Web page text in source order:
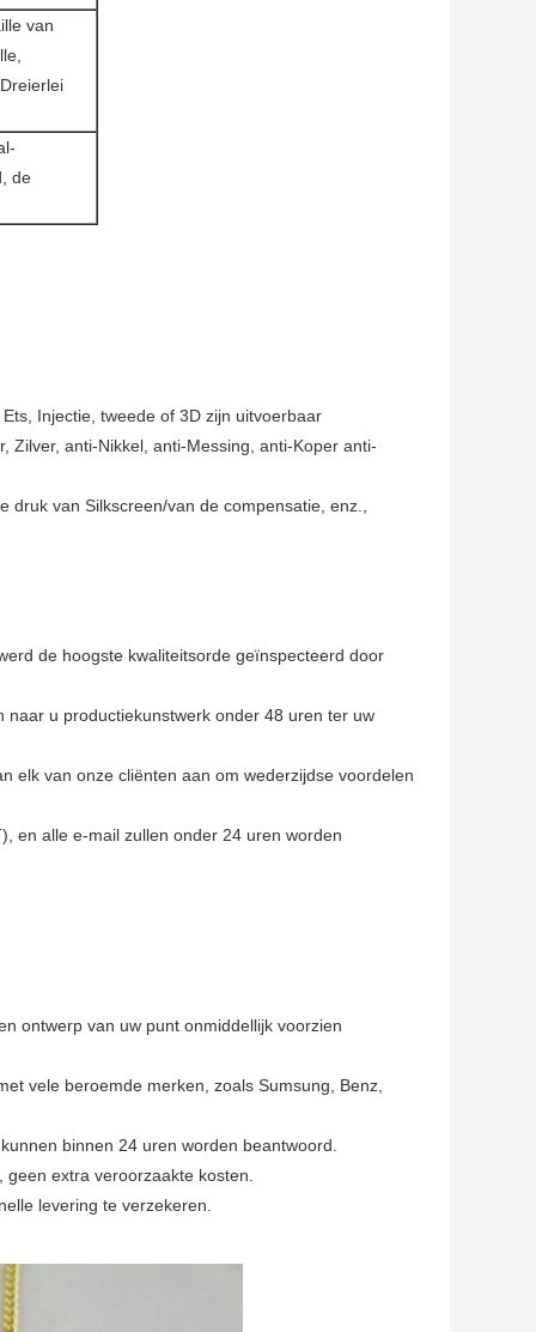
van
de
Injectie, tweede of 3D zijn uitvoerbaar
Zilver, anti-Nikkel, anti-Messing, anti-Koper anti-
druk van Silkscreen/van de compensatie, enz.,
de hoogste kwaliteitsorde geïnspecteerd door
u productiekunstwerk onder 48 uren ter uw
elk van onze cliënten aan om wederzijdse voordelen
en alle e-mail zullen onder 24 uren worden
ontwerp van uw punt onmiddellijk voorzien
vele beroemde merken, zoals Sumsung, Benz,
binnen 24 uren worden beantwoord.
extra veroorzaakte kosten.
levering te verzekeren.